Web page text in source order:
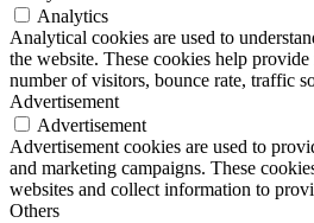
Analytics
Analytical cookies are used to
the website. These cookies help
number of visitors, bounce rate, traffic
Advertisement
Advertisement
Advertisement cookies are used to
and marketing campaigns. These
websites and collect information to
Others